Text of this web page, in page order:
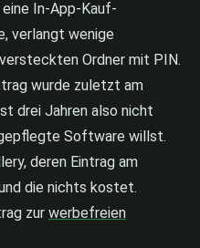
In-App-Kauf-
verlangt wenige
Ordner mit PIN.
wurde zuletzt am
drei Jahren also nicht
Software willst.
deren Eintrag am
die nichts kostet.
zur werbefreien